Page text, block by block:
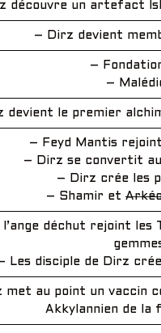
découvre un artefact
– Dirz devient
–
–
devient le premier
– Feyd Mantis
– Dirz se convertit au
– Dirz crée les
– Shamir et
déchut rejoint
Les disciple de Dirz
met au point un vaccin
Akkylannien de la